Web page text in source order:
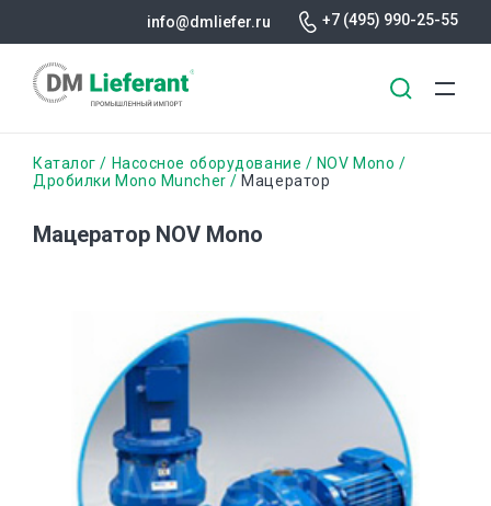
содержанию
info@dmliefer.ru +7 (495) 990-25-55
Строка
Каталог Насосное оборудование
NOV Mono
Дробилки Mono Muncher
Мацератор
Мацератор NOV Mono